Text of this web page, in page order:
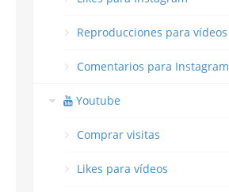
Reproducciones para vídeos
Comentarios para Instagram
Youtube
Comprar visitas
Likes para vídeos